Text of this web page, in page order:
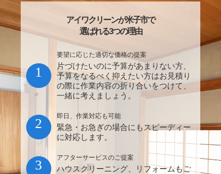
アイワクリーンが米子市で
選ばれる3つの理由
要望に応じた適切な価格の提案
片づけたいのに予算があまりない方、
予算をなるべく抑えたい方はお見積り
の際に作業内容の折り合いをつけて、
一緒に考えましょう。
1
即日、作業対応も可能
緊急・お急ぎの場合にもスピーディー
に対応します。
2
アフターサービスのご提案
ハウスクリーニング、リフォームもご
3